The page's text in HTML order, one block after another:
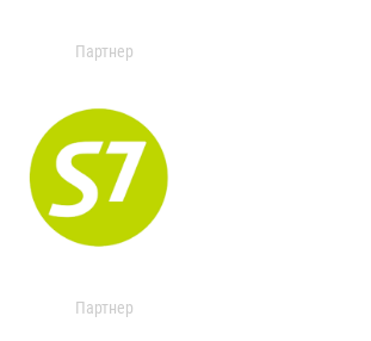
Партнер
Партнер